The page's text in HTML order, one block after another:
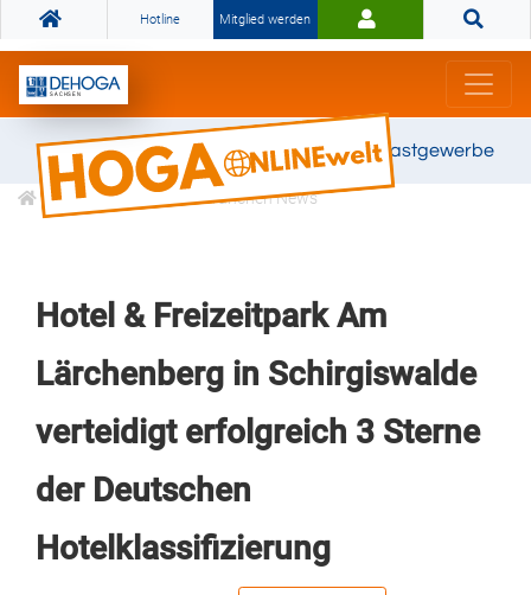
Hotline Mitglied werden
Gemeinsam stark für das Gastgewerbe
Informationen Branchen News
Hotel & Freizeitpark Am
Lärchenberg in Schirgiswalde
verteidigt erfolgreich 3 Sterne
der Deutschen
Hotelklassifizierung